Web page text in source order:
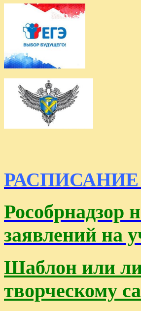
РАСПИСАНИЕ
Рособрнадзор
заявлений на
Шаблон или
творческому